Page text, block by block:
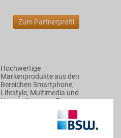
Zum Partnerprofil
Hochwertige
Markenprodukte aus den
Bereichen Smartphone,
Lifestyle, Multimedia und
Haushaltswaren: Das
professionelle Team
bietet den Kunden ein top